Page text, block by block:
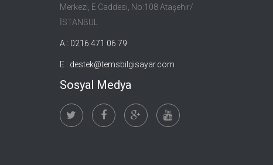
Merkezi, E Caddesi, No:108 Ataşehir/
İSTANBUL
A : 0216 471 06 79
E : destek@temsbilgisayar.com
Sosyal Medya